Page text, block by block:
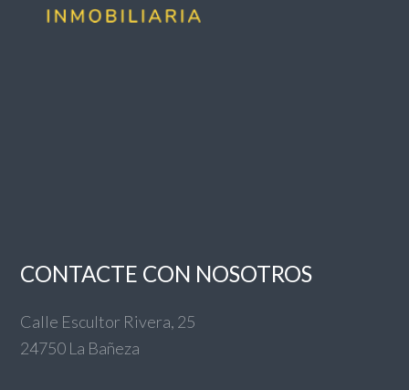
CONTACTE CON NOSOTROS
Calle Escultor Rivera, 25
24750 La Bañeza